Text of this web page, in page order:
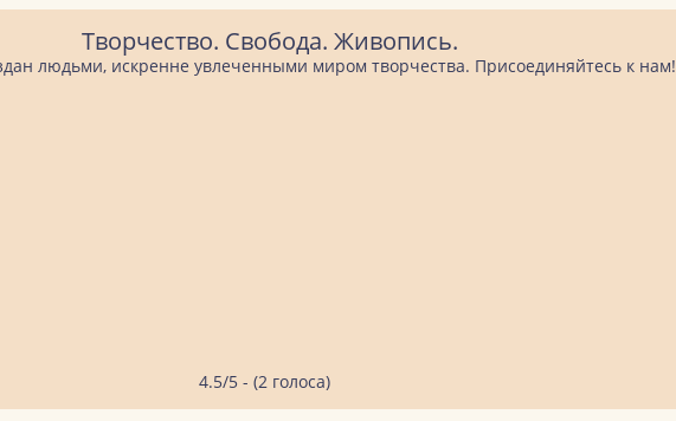
Творчество. Свобода. Живопись.
людьми, искренне увлеченными миром творчества. Присоединяйтесь к нам!
4.5/5 - (2 голоса)